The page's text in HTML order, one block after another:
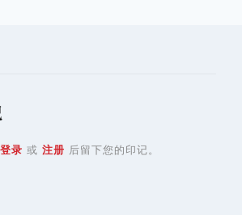
登录 或 注册 后留下您的印记。